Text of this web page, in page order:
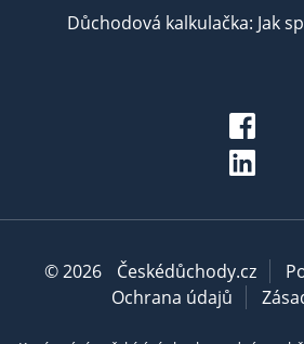
Důchodová kalkulačka: Jak
© 2026 Českédůchody.cz
Ochrana údajů